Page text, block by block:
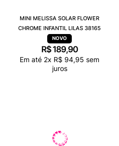
MINI MELISSA SOLAR FLOWER
CHROME INFANTIL LILAS 38165
R$ 189,90
Em até 2x R$ 94,95 sem
juros